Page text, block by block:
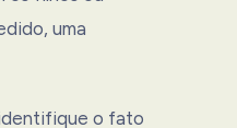
uma
o fato